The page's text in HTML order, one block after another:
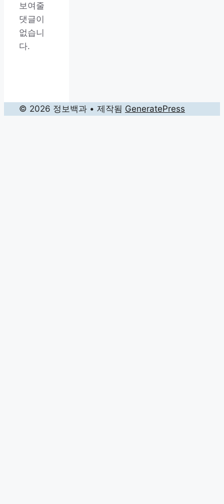
보여줄
댓글이
없습니
다.
© 2026 정보백과 • 제작됨 GeneratePress